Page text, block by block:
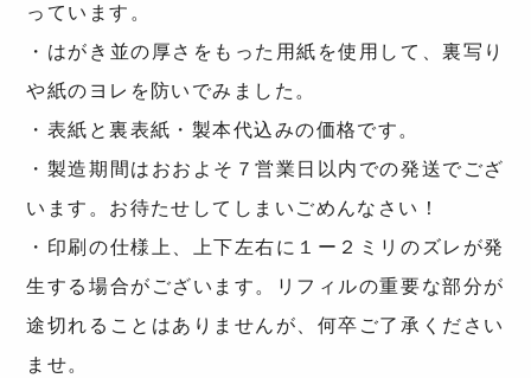
っています。
・はがき並の厚さをもった用紙を使用して、裏写り
や紙のヨレを防いでみました。
・表紙と裏表紙・製本代込みの価格です。
・製造期間はおおよそ７営業日以内での発送でござ
います。お待たせしてしまいごめんなさい！
・印刷の仕様上、上下左右に１ー２ミリのズレが発
生する場合がございます。リフィルの重要な部分が
途切れることはありませんが、何卒ご了承ください
ませ。